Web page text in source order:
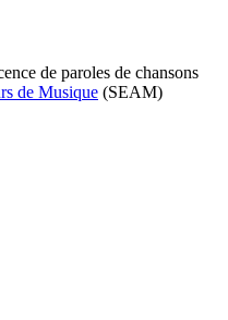
de paroles de chansons
de Musique (SEAM)